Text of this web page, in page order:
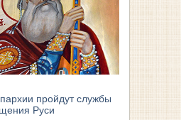
пройдут службы
Руси